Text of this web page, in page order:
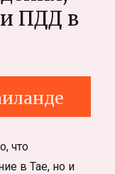
ПДД в
что
в Тае, но и